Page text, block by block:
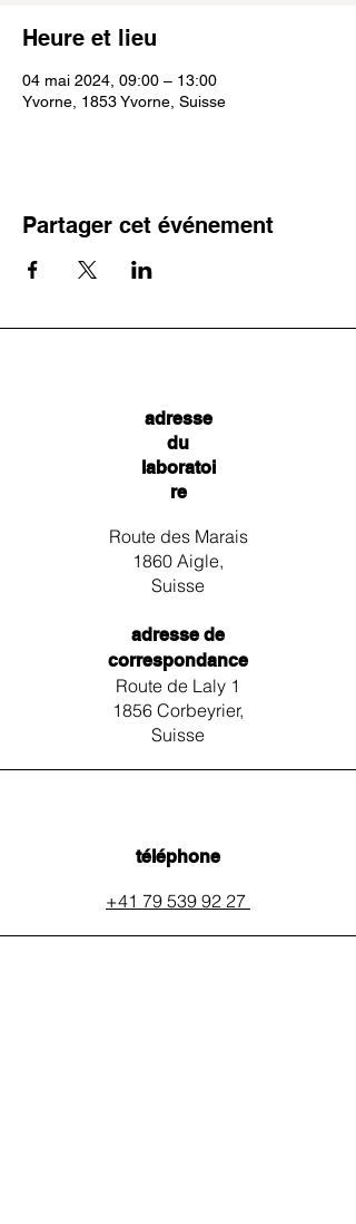
Heure et lieu
04 mai 2024, 09:00 – 13:00
Yvorne, 1853 Yvorne, Suisse
Partager cet événement
adresse
du
laboratoi
re
Route des Marais
1860 Aigle,
Suisse
adresse de
correspondance
Route de Laly 1
1856 Corbeyrier,
Suisse
téléphone
+41 79 539 92 27